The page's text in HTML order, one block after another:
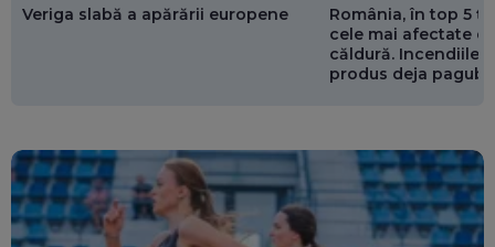
Veriga slabă a apărării europene
România, în top 5
cele mai afectate
căldură. Incendiile
produs deja